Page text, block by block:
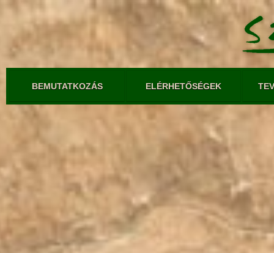
BEMUTATKOZÁS ELÉRHETŐSÉGEK